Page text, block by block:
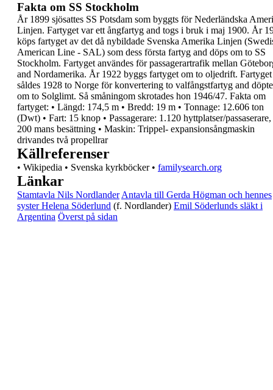
Fakta om SS Stockholm
År 1899 sjösattes SS Potsdam som byggts förNederländska
Linjen. Fartyget var ett ångfartyg and togs i bruk i maj 1900. År
köps fartyget av det då nybildade Svenska Amerika Linjen
American Line - SAL) som dess första fartyg and döps om to SS
Stockholm. Fartyget användes för passagerartrafik mellan
and Nordamerika. År 1922 byggs fartyget om to oljedrift. Fartyget
såldes 1928 to Norge för konvertering to valfångstfartyg and
om to Solglimt. Så småningom skrotades hon 1946/47. Fakta om
fartyget: • Längd: 174,5 m • Bredd: 19 m • Tonnage: 12.606 ton
(Dwt) • Fart: 15 knop • Passagerare: 1.120 hyttplatser/passaserare,
200 mans besättning • Maskin: Trippel- expansionsångmaskin
drivandes två propellrar
Källreferenser
• Wikipedia • Svenska kyrkböcker • familysearch.org
Länkar
Stamtavla Nils Nordlander Antavla till Gerda Högman och hennes
systerHelena Söderlund (f. Nordlander) Emil Söderlunds släkt i
Argentina Överst på sidan